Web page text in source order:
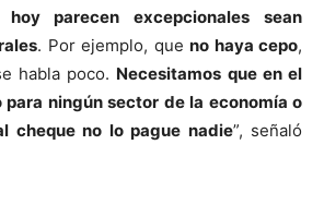
hoy parecen excepcionales sean
. Por ejemplo, queno haya cepo,
habla poco. Necesitamos que en el
para ningún sector de la economía o
cheque no lo pague nadie”, señaló